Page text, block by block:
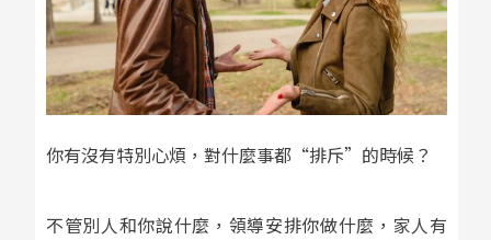
你有沒有特別心煩，對什麼事都“排斥”的時候？
不管別人和你說什麼，領導安排你做什麼，家人有